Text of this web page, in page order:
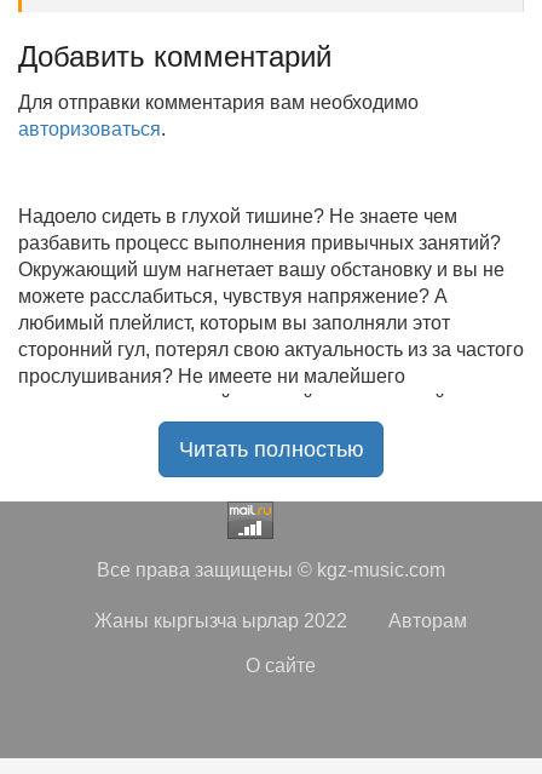
Добавить комментарий
Для отправки комментария вам необходимо
авторизоваться.
Надоело сидеть в глухой тишине? Не знаете чем
разбавить процесс выполнения привычных занятий?
Окружающий шум нагнетает вашу обстановку и вы не
можете расслабиться, чувствуя напряжение? А
любимый плейлист, которым вы заполняли этот
сторонний гул, потерял свою актуальность из за частого
прослушивания? Не имеете ни малейшего
представления, где найти новый качественный контент
на замену старому? В таком случае вы обратились по
радостью приветствует своих старых и новых
чудесную подборку самых лучших песен всех времён
старых и новых треков, самые востребованные и
популярные композиции отечественных и зарубежных
с возможностью безлимитного онлайн прослушивания.
Читать полностью
Все права защищены © kgz-music.com
Жаны кыргызча ырлар 2022 Авторам
О сайте